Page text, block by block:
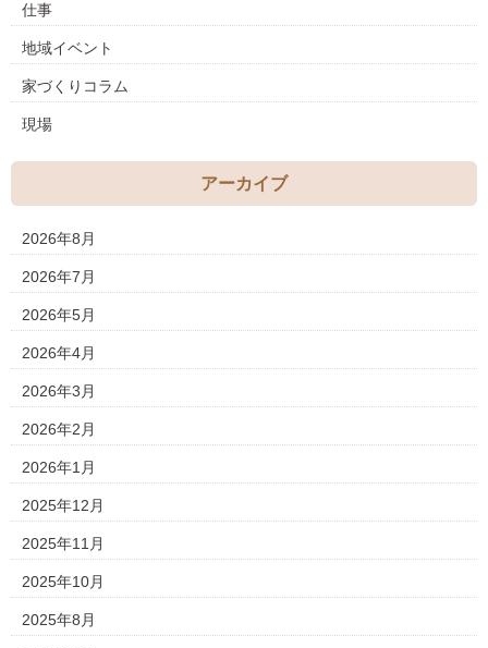
仕事
地域イベント
家づくりコラム
現場
アーカイブ
2026年8月
2026年7月
2026年5月
2026年4月
2026年3月
2026年2月
2026年1月
2025年12月
2025年11月
2025年10月
2025年8月